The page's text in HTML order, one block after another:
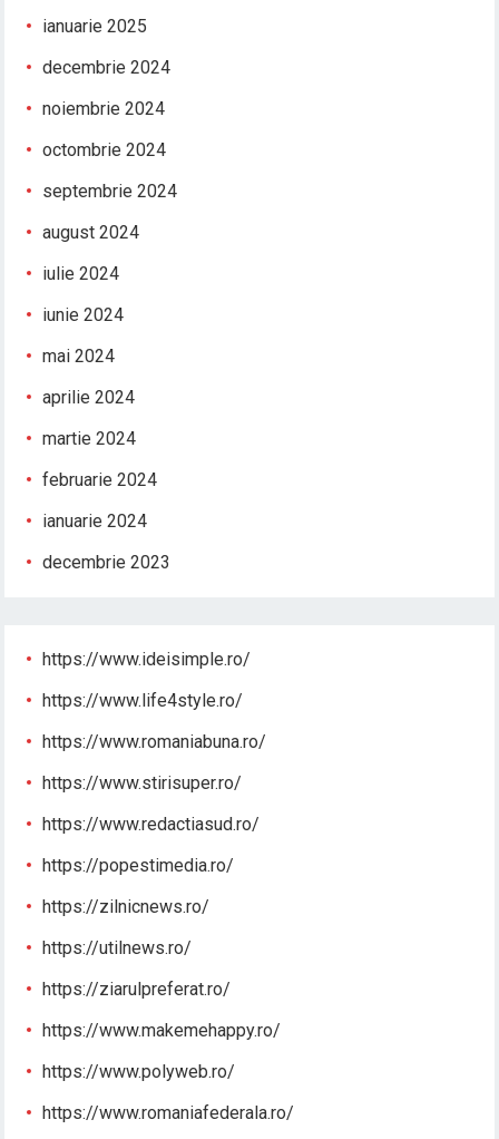
ianuarie 2025
decembrie 2024
noiembrie 2024
octombrie 2024
septembrie 2024
august 2024
iulie 2024
iunie 2024
mai 2024
aprilie 2024
martie 2024
februarie 2024
ianuarie 2024
decembrie 2023
https://www.ideisimple.ro/
https://www.life4style.ro/
https://www.romaniabuna.ro/
https://www.stirisuper.ro/
https://www.redactiasud.ro/
https://popestimedia.ro/
https://zilnicnews.ro/
https://utilnews.ro/
https://ziarulpreferat.ro/
https://www.makemehappy.ro/
https://www.polyweb.ro/
https://www.romaniafederala.ro/